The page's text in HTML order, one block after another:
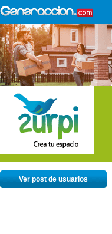
Ver post de usuarios